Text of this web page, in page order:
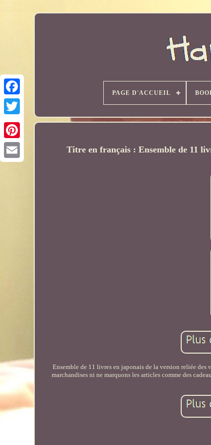
PAGE D'ACCUEIL
Titre en français : Ensemble de 11
Ensemble de 11 livres en japonais de la version reliée
marchandises ni ne marquons les articles comme des